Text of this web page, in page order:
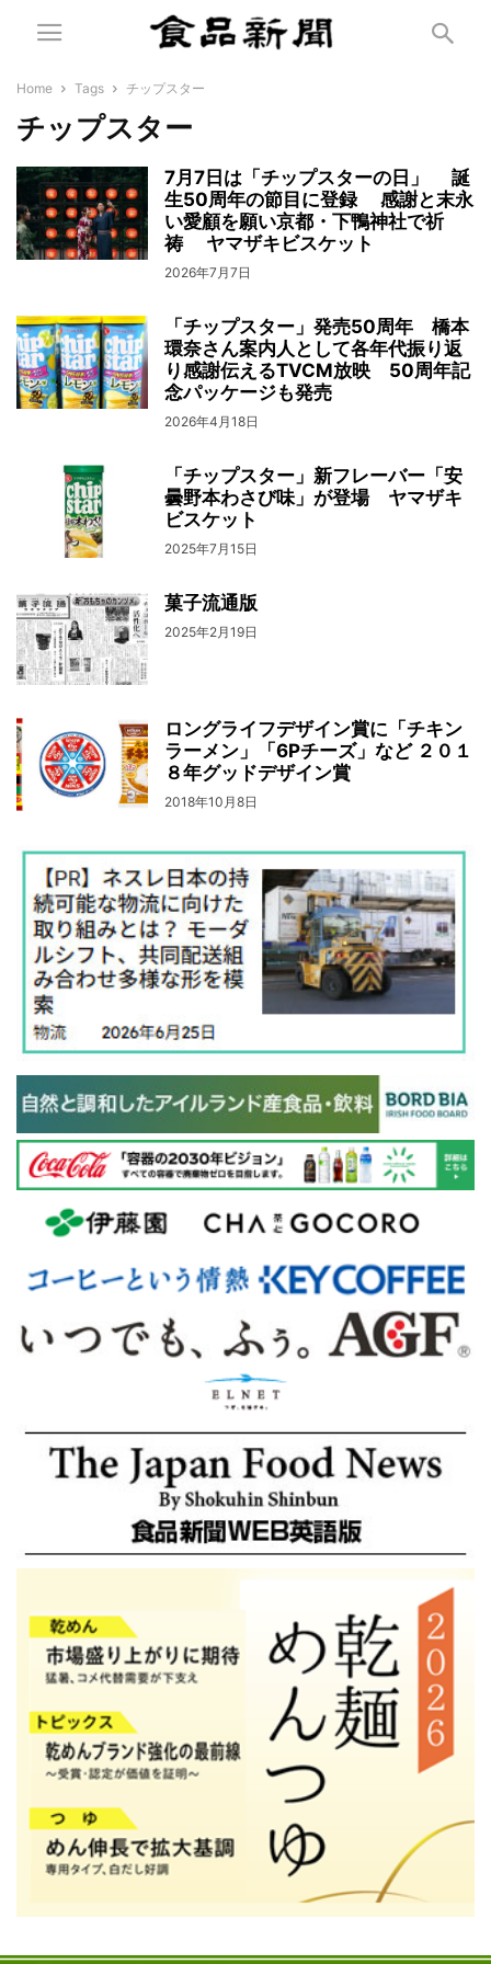
Home Tags チップスター
チップスター
7月7日は「チップスターの日」 誕
生50周年の節目に登録 感謝と末永
い愛顧を願い京都・下鴨神社で祈
祷 ヤマザキビスケット
2026年7月7日
「チップスター」発売50周年 橋本
環奈さん案内人として各年代振り返
り感謝伝えるTVCM放映 50周年記
念パッケージも発売
2026年4月18日
「チップスター」新フレーバー「安
曇野本わさび味」が登場 ヤマザキ
ビスケット
2025年7月15日
菓子流通版
2025年2月19日
ロングライフデザイン賞に「チキン
ラーメン」「6Pチーズ」など ２０１
８年グッドデザイン賞
2018年10月8日